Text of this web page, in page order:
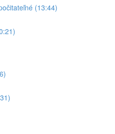
(13:44)